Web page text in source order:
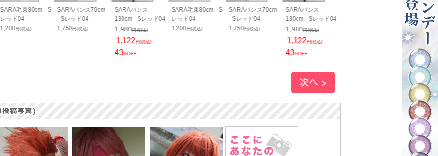
SARA毛束80cm - S
レッド04
1,200 円(税込)
SARAバンス70cm
- Sレッド04
1,750 円(税込)
SARAバンス
130cm - Sレッド04
1,980円(税込)
1,122円(税込)
43%OFF
SARA毛束80cm - S
レッド04
1,200 円(税込)
SARAバンス70cm
- Sレッド04
1,750 円(税込)
SARAバンス
130cm - Sレッド04
1,980円(税込)
1,122円(税込)
43%OFF